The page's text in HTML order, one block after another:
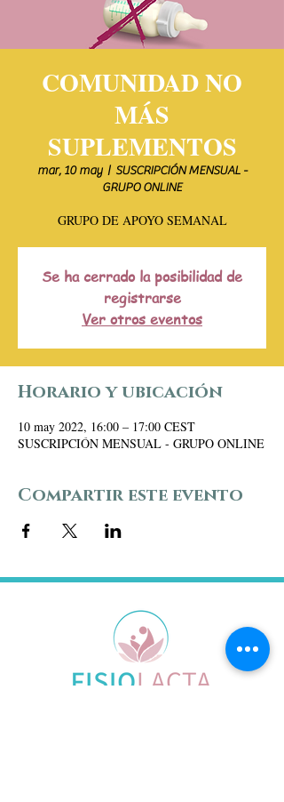
COMUNIDAD NO
MÁS
SUPLEMENTOS
mar, 10 may
  |
SUSCRIPCIÓN MENSUAL -
GRUPO ONLINE
GRUPO DE APOYO SEMANAL
Se ha cerrado la posibilidad de
registrarse
Ver otros eventos
Horario y ubicación
10 may 2022, 16:00 – 17:00 CEST
SUSCRIPCIÓN MENSUAL - GRUPO ONLINE
Compartir este evento